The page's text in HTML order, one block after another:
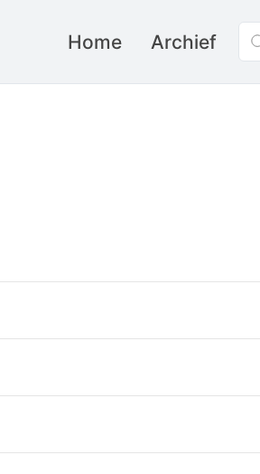
Home Archief